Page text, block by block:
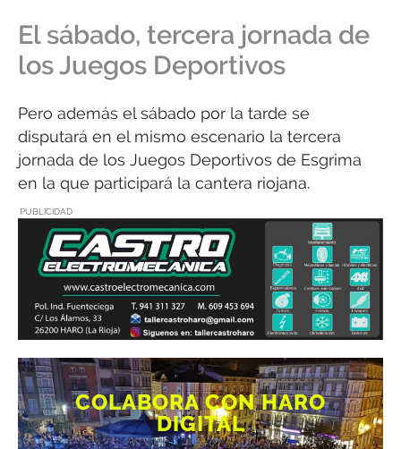
El sábado, tercera jornada de
los Juegos Deportivos
Pero además el sábado por la tarde se
disputará en el mismo escenario la tercera
jornada de los Juegos Deportivos de Esgrima
en la que participará la cantera riojana.
PUBLICIDAD
COLABORA CON HARO
DIGITAL